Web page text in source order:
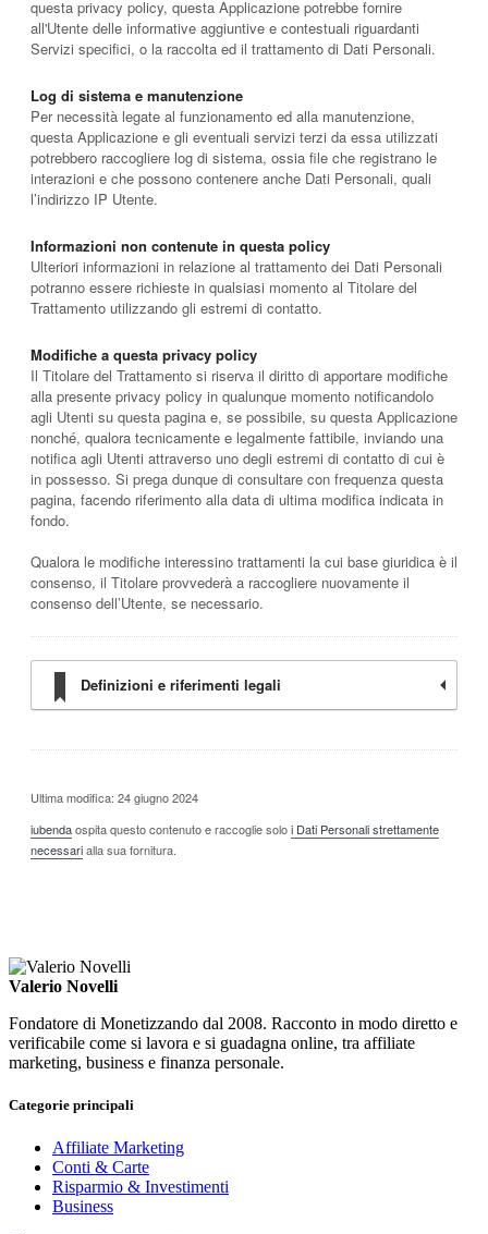
questa privacy policy, questa Applicazione potrebbe fornire
all'Utente delle informative aggiuntive e contestuali riguardanti
Servizi specifici, o la raccolta ed il trattamento di Dati Personali.
Log di sistema e manutenzione
Per necessità legate al funzionamento ed alla manutenzione,
questa Applicazione e gli eventuali servizi terzi da essa utilizzati
potrebbero raccogliere log di sistema, ossia file che registrano le
interazioni e che possono contenere anche Dati Personali, quali
l’indirizzo IP Utente.
Informazioni non contenute in questa policy
Ulteriori informazioni in relazione al trattamento dei Dati Personali
potranno essere richieste in qualsiasi momento al Titolare del
Trattamento utilizzando gli estremi di contatto.
Modifiche a questa privacy policy
Il Titolare del Trattamento si riserva il diritto di apportare modifiche
alla presente privacy policy in qualunque momento notificandolo
agli Utenti su questa pagina e, se possibile, su questa Applicazione
nonché, qualora tecnicamente e legalmente fattibile, inviando una
notifica agli Utenti attraverso uno degli estremi di contatto di cui è
in possesso. Si prega dunque di consultare con frequenza questa
pagina, facendo riferimento alla data di ultima modifica indicata in
fondo.
Qualora le modifiche interessino trattamenti la cui base giuridica è il
consenso, il Titolare provvederà a raccogliere nuovamente il
consenso dell’Utente, se necessario.
Definizioni e riferimenti legali
Ultima modifica: 24 giugno 2024
iubendaospita questo contenuto e raccoglie soloi Dati Personali strettamente
necessarialla sua fornitura.
Valerio Novelli
Fondatore di Monetizzando dal 2008. Racconto in modo diretto e
verificabile come si lavora e si guadagna online, tra affiliate
marketing, business e finanza personale.
Categorie principali
Affiliate Marketing
Conti & Carte
Risparmio & Investimenti
Business